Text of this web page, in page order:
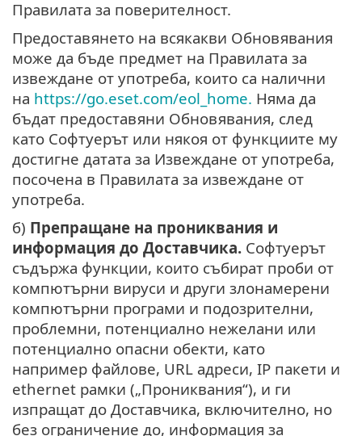
Правилата за поверителност.
Предоставянето на всякакви Обновявания
може да бъде предмет на Правилата за
извеждане от употреба, които са налични
на https://go.eset.com/eol_home. Няма да
бъдат предоставяни Обновявания, след
като Софтуерът или някоя от функциите му
достигне датата за Извеждане от употреба,
посочена в Правилата за извеждане от
употреба.
б) Препращане на прониквания и
информация до Доставчика. Софтуерът
съдържа функции, които събират проби от
компютърни вируси и други злонамерени
компютърни програми и подозрителни,
проблемни, потенциално нежелани или
потенциално опасни обекти, като
например файлове, URL адреси, IP пакети и
ethernet рамки („Прониквания“), и ги
изпращат до Доставчика, включително, но
без ограничение до, информация за